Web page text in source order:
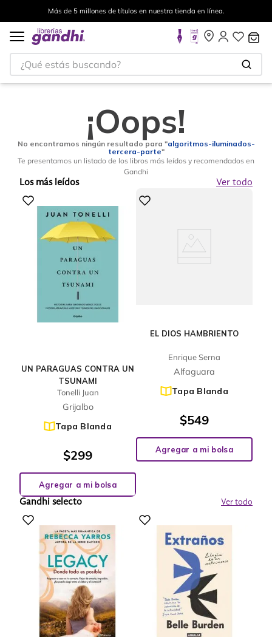
Más de 5 millones de títulos en nuestra tienda en línea.
¿Qué estás buscando?
¡Oops!
No encontramos ningún resultado para "algoritmos-iluminados-
tercera-parte"
Te presentamos un listado de los libros más leídos y recomendados en
Gandhi
Los más leídos Ver todo
UN PARAGUAS CONTRA UN
TSUNAMI
Tonelli Juan
Grijalbo
Tapa Blanda
$299
Agregar a mi bolsa
EL DIOS HAMBRIENTO
Enrique Serna
Alfaguara
Tapa Blanda
$549
Agregar a mi bolsa
Gandhi selecto Ver todo